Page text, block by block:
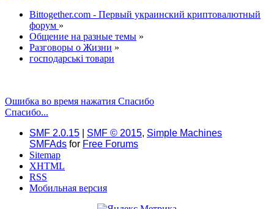
Bittogether.com - Первый украинский криптовалютный
форум »
Общение на разные темы »
Разговоры о Жизни »
господарські товари
Ошибка во время нажатия Спасибо
Спасибо...
SMF 2.0.15
SMF © 2015, Simple Machines
SMFAds for Free Forums
Sitemap
XHTML
RSS
Мобильная версия